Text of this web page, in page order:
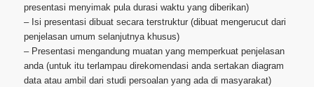
presentasi menyimak pula durasi waktu yang diberikan)
– Isi presentasi dibuat secara terstruktur (dibuat mengerucut dari
penjelasan umum selanjutnya khusus)
– Presentasi mengandung muatan yang memperkuat penjelasan
anda (untuk itu terlampau direkomendasi anda sertakan diagram
data atau ambil dari studi persoalan yang ada di masyarakat)